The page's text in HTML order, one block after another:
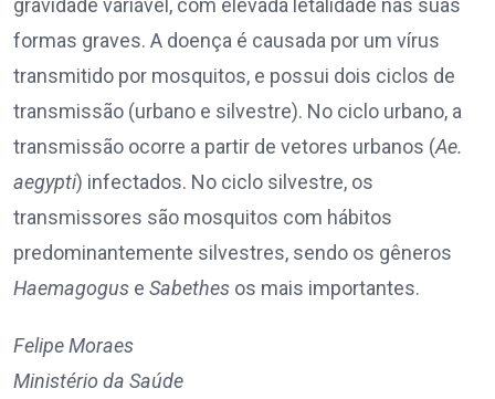
gravidade variável, com elevada letalidade nas suas
formas graves. A doença é causada por um vírus
transmitido por mosquitos, e possui dois ciclos de
transmissão (urbano e silvestre). No ciclo urbano, a
transmissão ocorre a partir de vetores urbanos (Ae.
aegypti) infectados. No ciclo silvestre, os
transmissores são mosquitos com hábitos
predominantemente silvestres, sendo os gêneros
Haemagogus e Sabethes os mais importantes.
Felipe Moraes
Ministério da Saúde